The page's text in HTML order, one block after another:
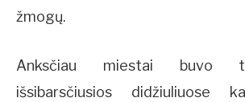
žmogų.
Anksčiau miestai buvo
išsibarsčiusios didžiuliuose